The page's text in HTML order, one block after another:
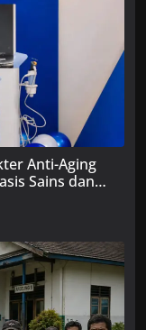
Anti-Aging
Sains dan